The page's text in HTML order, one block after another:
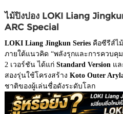
ไม้ปิงปอง LOKI Liang
ARC Special
LOKI Liang Jingkun Series คือซีรีส์ไ
ภายใต้แนวคิด “พลังรุกและการควบคุ
2 เวอร์ชัน ได้แก่ Standard Version แล
สองรุ่นใช้โครงสร้าง Koto Outer
ชาติของผู้เล่นชื่อดังระดับโลก